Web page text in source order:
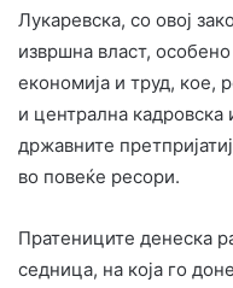
Лукаревска, со овој
извршна власт,
економија и труд, кое,
и централна кадровска
државните
во повеќе ресори.
Пратениците денеска
седница, на која го